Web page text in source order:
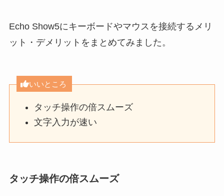
Echo Show5にキーボードやマウスを接続するメリ
ット・デメリットをまとめてみました。
いいところ
タッチ操作の倍スムーズ
文字入力が速い
タッチ操作の倍スムーズ